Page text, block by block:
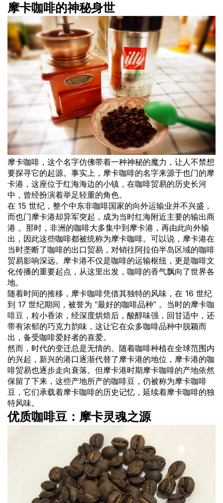
摩卡咖啡的神秘身世
摩卡咖啡，这个名字仿佛带着一种神秘的魔力，让人不禁想
要探寻它的起源。事实上，摩卡咖啡的名字来源于也门的摩
卡港，这座位于红海海边的小镇，在咖啡贸易的历史长河
中，曾经扮演着举足轻重的角色。
在 15 世纪，整个中东非咖啡国家的向外运输业并不兴盛，
而也门摩卡港却异军突起，成为当时红海附近主要的输出商
港 。那时，非洲的咖啡大多集中到摩卡港，再由此向外输
出，因此这些咖啡都被统称为摩卡咖啡。可以说，摩卡港在
当时垄断了咖啡的出口贸易，对销往阿拉伯半岛区域的咖啡
贸易影响深远。摩卡港不仅是咖啡的运输枢纽，更是咖啡文
化传播的重要起点，从这里出发，咖啡的香气飘向了世界各
地。
随着时间的推移，摩卡咖啡凭借其独特的风味，在 16 世纪
到 17 世纪期间，被誉为 “最好的咖啡品种” 。当时的摩卡咖
啡豆 ，粒小香浓，经深度烘焙后，酸醇味强，回甘适中，还
带有浓郁的巧克力韵味，这让它在众多咖啡品种中脱颖而
出，备受咖啡爱好者的喜爱。
然而，时代的变迁总是无情的。随着咖啡种植在全球范围内
的兴起，新兴的港口逐渐代替了摩卡港的地位，摩卡港的咖
啡贸易也逐步走向衰落。但摩卡港时期摩卡咖啡的产地依然
保留了下来，这些产地所产的咖啡豆，仍被称为摩卡咖啡
豆，它们承载着摩卡咖啡的历史记忆，延续着摩卡咖啡的独
特风味。
优质咖啡豆：摩卡灵魂之源